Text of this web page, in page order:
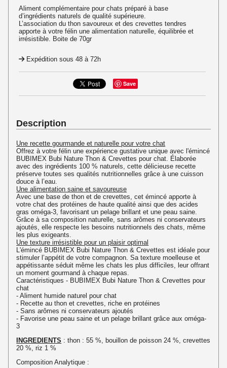
Aliment complémentaire pour chats préparé à base
d’ingrédients naturels de qualité supérieure.
L’association du thon savoureux et des crevettes tendres
apporte à votre félin une alimentation naturelle, équilibrée et
irrésistible. Boite de 70gr
Expédition sous 48 à 72h
Save
Description
Une recette gourmande et naturelle pour votre chat
Offrez à votre félin une expérience gustative unique avec l'émincé
BUBIMEX Bubi Nature Thon & Crevettes pour chat. Élaborée
avec des ingrédients 100 % naturels, cette délicieuse recette
préserve toutes ses qualités nutritionnelles grâce à une cuisson
douce à l’eau.
Une alimentation saine et savoureuse
Avec une base de thon et de crevettes, cet émincé apporte à
votre chat des protéines de haute qualité ainsi que des acides
gras oméga-3, favorisant un pelage brillant et une peau saine.
Grâce à sa composition naturelle, sans arômes ni conservateurs
ajoutés, elle respecte les besoins nutritionnels des chats, même
les plus exigeants.
Une texture irrésistible pour un plaisir optimal
L'émincé BUBIMEX Bubi Nature Thon & Crevettes est idéale pour
stimuler l’appétit de votre compagnon. Sa texture moelleuse et
appétissante séduit même les chats les plus difficiles, leur offrant
un moment gourmand à chaque repas.
Caractéristiques - BUBIMEX Bubi Nature Thon & Crevettes pour
chat
- Aliment humide naturel pour chat
- Recette au thon et crevettes, riche en protéines
- Sans arômes ni conservateurs ajoutés
- Favorise une peau saine et un pelage brillant grâce aux oméga-
3
INGREDIENTS : thon : 55 %, bouillon de poisson 24 %, crevettes
20 %, riz 1 %
Composition Analytique :